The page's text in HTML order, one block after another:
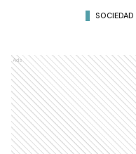
SOCIEDAD
Ads